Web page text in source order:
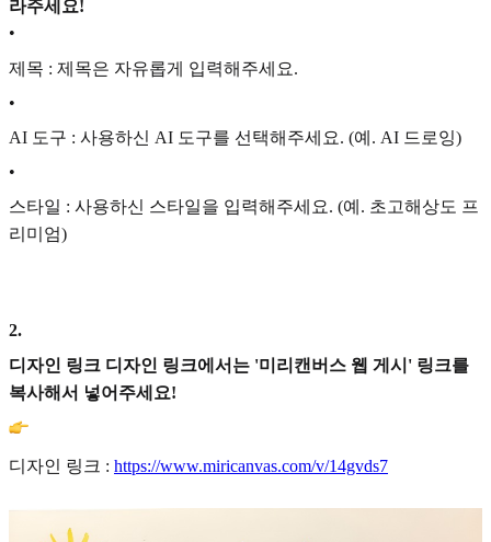
라주세요!
•
제목 : 제목은 자유롭게 입력해주세요.
•
AI 도구 : 사용하신 AI 도구를 선택해주세요. (예. AI 드로잉)
•
스타일 : 사용하신 스타일을 입력해주세요. (예. 초고해상도 프
리미엄)
2.
디자인 링크 디자인 링크에서는 '미리캔버스 웹 게시' 링크를
복사해서 넣어주세요!
디자인 링크 : https://www.miricanvas.com/v/14gvds7